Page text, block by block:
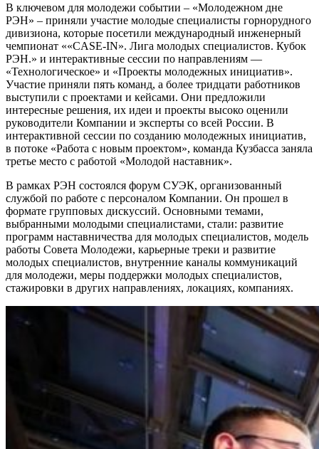
В ключевом для молодежи событии – «Молодежном дне
РЭН» – приняли участие молодые специалисты горнорудного
дивизиона, которые посетили международный инженерный
чемпионат ««СASE-IN». Лига молодых специалистов. Кубок
РЭН.» и интерактивные сессии по направлениям —
«Технологическое» и «Проекты молодежных инициатив».
Участие приняли пять команд, а более тридцати работников
выступили с проектами и кейсами. Они предложили
интересные решения, их идеи и проекты высоко оценили
руководители Компании и эксперты со всей России. В
интерактивной сессии по созданию молодежных инициатив,
в потоке «Работа с новым проектом», команда Кузбасса заняла
третье место с работой «Молодой наставник».
В рамках РЭН состоялся форум СУЭК, организованный
службой по работе с персоналом Компании. Он прошел в
формате групповых дискуссий. Основными темами,
выбранными молодыми специалистами, стали: развитие
программ наставничества для молодых специалистов, модель
работы Совета Молодежи, карьерные треки и развитие
молодых специалистов, внутренние каналы коммуникаций
для молодежи, меры поддержки молодых специалистов,
стажировки в других направлениях, локациях, компаниях.